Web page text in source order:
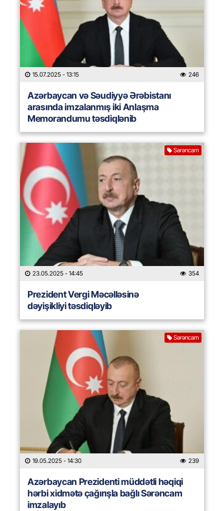
15.07.2025 - 13:15 246
Azərbaycan və Səudiyyə Ərəbistanı
arasında imzalanmış iki Anlaşma
Memorandumu təsdiqlənib
Sərəncam
23.05.2025 - 14:45 354
Prezident Vergi Məcəlləsinə
dəyişikliyi təsdiqləyib
Sərəncam
19.05.2025 - 14:30 239
Azərbaycan Prezidenti müddətli həqiqi
hərbi xidmətə çağırışla bağlı Sərəncam
imzalayıb